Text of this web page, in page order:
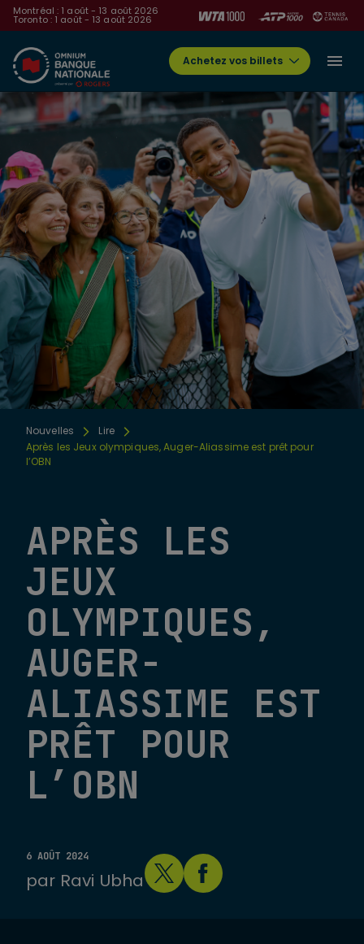
Montréal : 1 août - 13 août 2026
Toronto : 1 août - 13 août 2026
Achetez vos billets
Nouvelles
Lire
Après les Jeux olympiques, Auger-Aliassime est prêt pour
l’OBN
APRÈS LES
JEUX
OLYMPIQUES,
AUGER-
ALIASSIME EST
PRÊT POUR
L’OBN
6 AOÛT 2024
par Ravi Ubha